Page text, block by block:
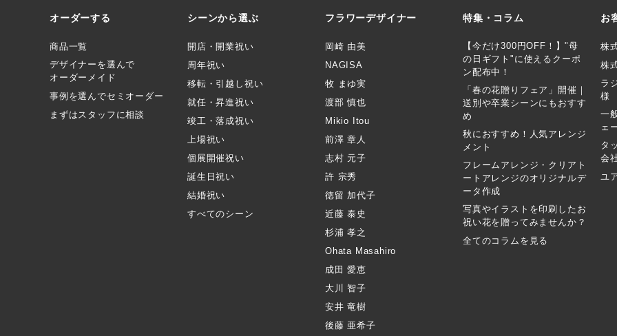
オーダーする
商品一覧
デザイナーを選んで
オーダーメイド
事例を選んでセミオーダー
まずはスタッフに相談
シーンから選ぶ
開店・開業祝い
周年祝い
移転・引越し祝い
就任・昇進祝い
竣工・落成祝い
上場祝い
個展開催祝い
誕生日祝い
結婚祝い
すべてのシーン
フラワーデザイナー
岡崎 由美
NAGISA
牧 まゆ実
渡部 慎也
Mikio Itou
前澤 章人
志村 元子
許 宗秀
徳留 加代子
近藤 泰史
杉浦 孝之
Ohata Masahiro
成田 愛恵
大川 智子
安井 竜樹
後藤 亜希子
特集・コラム
【今だけ300円OFF！】"母
の日ギフト"に使えるクーポ
ン配布中！
「春の花贈りフェア」開催｜
送別や卒業シーンにもおすす
め
秋におすすめ！人気アレンジ
メント
フレームアレンジ・クリアト
ートアレンジのオリジナルデ
ータ作成
写真やイラストを印刷したお
祝い花を贈ってみませんか？
全てのコラムを見る
お
株
株
ラ
様
一
ェ
タ
会
ユ